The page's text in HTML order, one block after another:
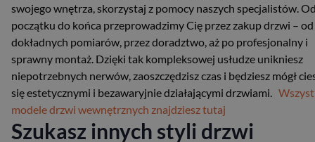
swojego wnętrza, skorzystaj z pomocy naszych specjalistów.
początku do końca przeprowadzimy Cię przez zakup drzwi – od
dokładnych pomiarów, przez doradztwo, aż po profesjonalny i
sprawny montaż. Dzięki tak kompleksowej usłudze unikniesz
niepotrzebnych nerwów, zaoszczędzisz czas i będziesz mógł
się estetycznymi i bezawaryjnie działającymi drzwiami.
modele drzwi wewnętrznych znajdziesz tutaj
Szukasz innych styli drzwi